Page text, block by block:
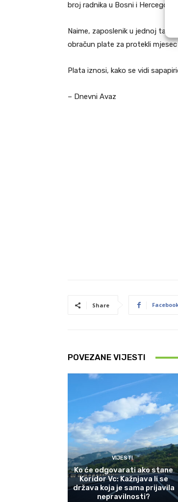
broj radnika u Bosni i Hercegovini.
Naime, zaposlenik u jednoj
obračun plate za protekli
Plata iznosi, kako se vidi
– Dnevni Avaz
Share
POVEZANE VIJESTI
VIJESTI
Ko će odgovarati ako stane
Koridor Vc: Kažnjava li se
država koja je sama prijavila
nepravilnosti?